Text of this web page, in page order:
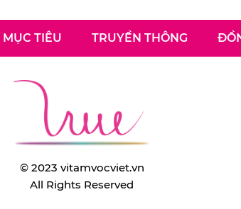
TIÊU TRUYỀN THÔNG
© 2023 vitamvocviet.vn
All Rights Reserved